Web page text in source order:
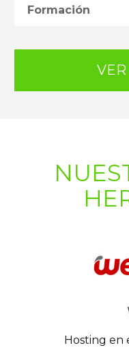
Formación
VER
Hosting en